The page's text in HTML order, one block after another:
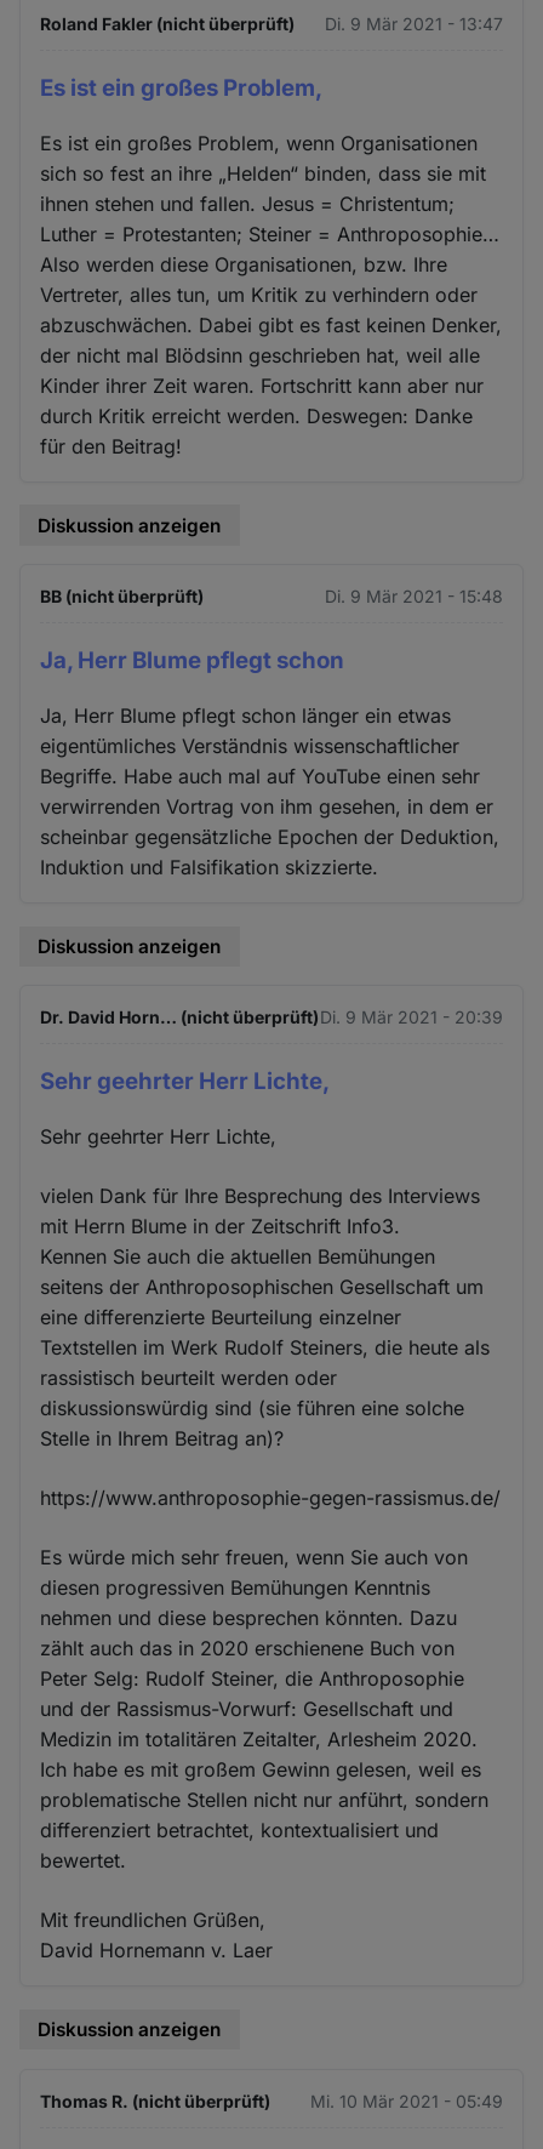
Roland Fakler (nicht überprüft) Di. 9 Mär 2021 - 13:47
Es ist ein großes Problem,
Es ist ein großes Problem, wenn Organisationen
sich so fest an ihre „Helden“ binden, dass sie mit
ihnen stehen und fallen. Jesus = Christentum;
Luther = Protestanten; Steiner = Anthroposophie…
Also werden diese Organisationen, bzw. Ihre
Vertreter, alles tun, um Kritik zu verhindern oder
abzuschwächen. Dabei gibt es fast keinen Denker,
der nicht mal Blödsinn geschrieben hat, weil alle
Kinder ihrer Zeit waren. Fortschritt kann aber nur
durch Kritik erreicht werden. Deswegen: Danke
für den Beitrag!
Diskussion anzeigen
BB (nicht überprüft) Di. 9 Mär 2021 - 15:48
Ja, Herr Blume pflegt schon
Ja, Herr Blume pflegt schon länger ein etwas
eigentümliches Verständnis wissenschaftlicher
Begriffe. Habe auch mal auf YouTube einen sehr
verwirrenden Vortrag von ihm gesehen, in dem er
scheinbar gegensätzliche Epochen der Deduktion,
Induktion und Falsifikation skizzierte.
Diskussion anzeigen
Dr. David Horn… (nicht überprüft)Di. 9 Mär 2021 - 20:39
Sehr geehrter Herr Lichte,
Sehr geehrter Herr Lichte,
vielen Dank für Ihre Besprechung des Interviews
mit Herrn Blume in der Zeitschrift Info3.
Kennen Sie auch die aktuellen Bemühungen
seitens der Anthroposophischen Gesellschaft um
eine differenzierte Beurteilung einzelner
Textstellen im Werk Rudolf Steiners, die heute als
rassistisch beurteilt werden oder
diskussionswürdig sind (sie führen eine solche
Stelle in Ihrem Beitrag an)?
https://www.anthroposophie-gegen-rassismus.de/
Es würde mich sehr freuen, wenn Sie auch von
diesen progressiven Bemühungen Kenntnis
nehmen und diese besprechen könnten. Dazu
zählt auch das in 2020 erschienene Buch von
Peter Selg: Rudolf Steiner, die Anthroposophie
und der Rassismus-Vorwurf: Gesellschaft und
Medizin im totalitären Zeitalter, Arlesheim 2020.
Ich habe es mit großem Gewinn gelesen, weil es
problematische Stellen nicht nur anführt, sondern
differenziert betrachtet, kontextualisiert und
bewertet.
Mit freundlichen Grüßen,
David Hornemann v. Laer
Diskussion anzeigen
Thomas R. (nicht überprüft) Mi. 10 Mär 2021 - 05:49